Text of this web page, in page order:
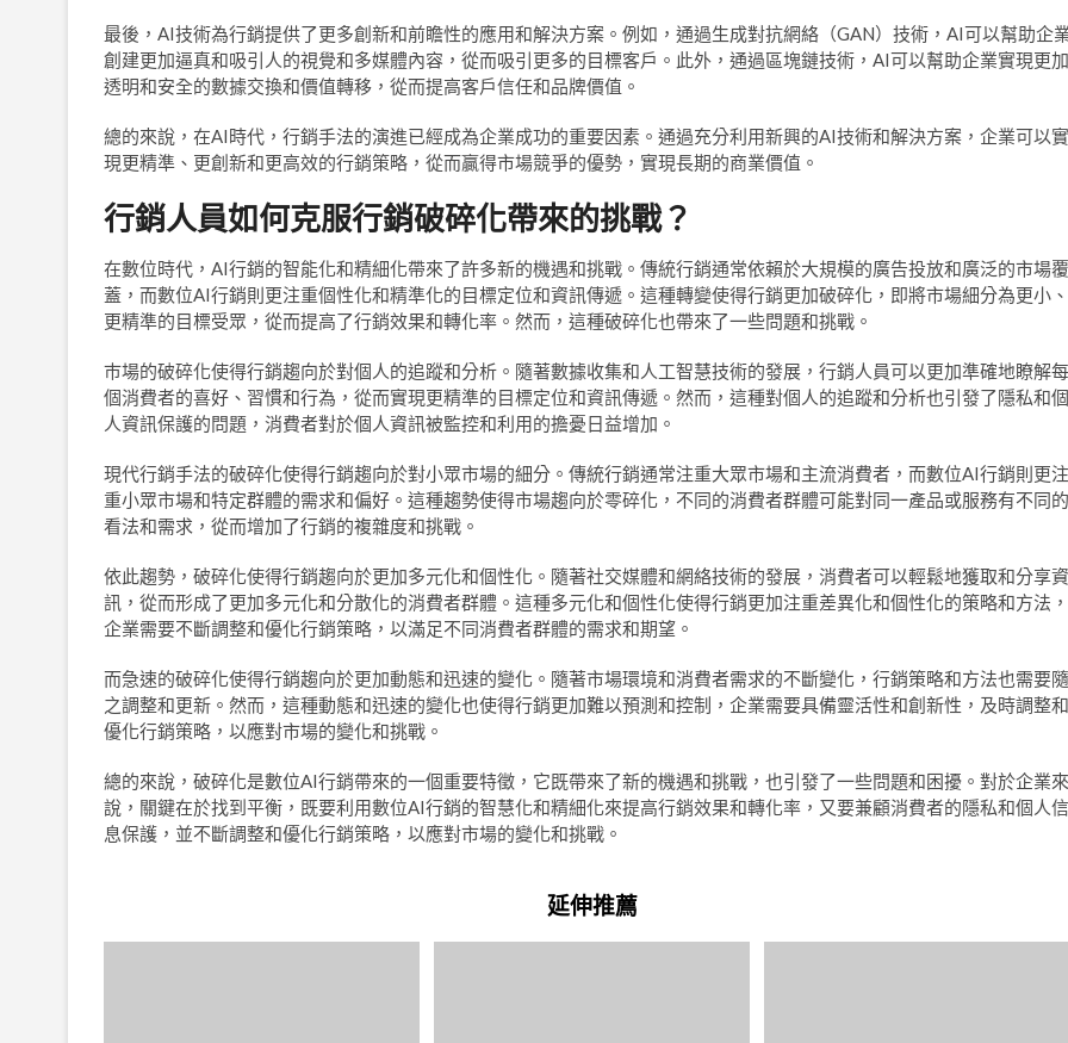
最後，AI技術為行銷提供了更多創新和前瞻性的應用和解決方案。例如，通過生成對抗網絡（GAN）技術，AI可以幫助企
創建更加逼真和吸引人的視覺和多媒體內容，從而吸引更多的目標客戶。此外，通過區塊鏈技術，AI可以幫助企業實現更加
透明和安全的數據交換和價值轉移，從而提高客戶信任和品牌價值。
總的來說，在AI時代，行銷手法的演進已經成為企業成功的重要因素。通過充分利用新興的AI技術和解決方案，企業可以實
現更精準、更創新和更高效的行銷策略，從而贏得市場競爭的優勢，實現長期的商業價值。
行銷人員如何克服行銷破碎化帶來的挑戰？
在數位時代，AI行銷的智能化和精細化帶來了許多新的機遇和挑戰。傳統行銷通常依賴於大規模的廣告投放和廣泛的市場覆
蓋，而數位AI行銷則更注重個性化和精準化的目標定位和資訊傳遞。這種轉變使得行銷更加破碎化，即將市場細分為更小、
更精準的目標受眾，從而提高了行銷效果和轉化率。然而，這種破碎化也帶來了一些問題和挑戰。
巿場的破碎化使得行銷趨向於對個人的追蹤和分析。隨著數據收集和人工智慧技術的發展，行銷人員可以更加準確地瞭解每
個消費者的喜好、習慣和行為，從而實現更精準的目標定位和資訊傳遞。然而，這種對個人的追蹤和分析也引發了隱私和個
人資訊保護的問題，消費者對於個人資訊被監控和利用的擔憂日益增加。
現代行銷手法的破碎化使得行銷趨向於對小眾市場的細分。傳統行銷通常注重大眾市場和主流消費者，而數位AI行銷則更注
重小眾市場和特定群體的需求和偏好。這種趨勢使得市場趨向於零碎化，不同的消費者群體可能對同一產品或服務有不同的
看法和需求，從而增加了行銷的複雜度和挑戰。
依此趨勢，破碎化使得行銷趨向於更加多元化和個性化。隨著社交媒體和網絡技術的發展，消費者可以輕鬆地獲取和分享資
訊，從而形成了更加多元化和分散化的消費者群體。這種多元化和個性化使得行銷更加注重差異化和個性化的策略和方法，
企業需要不斷調整和優化行銷策略，以滿足不同消費者群體的需求和期望。
而急速的破碎化使得行銷趨向於更加動態和迅速的變化。隨著市場環境和消費者需求的不斷變化，行銷策略和方法也需要隨
之調整和更新。然而，這種動態和迅速的變化也使得行銷更加難以預測和控制，企業需要具備靈活性和創新性，及時調整和
優化行銷策略，以應對市場的變化和挑戰。
總的來說，破碎化是數位AI行銷帶來的一個重要特徵，它既帶來了新的機遇和挑戰，也引發了一些問題和困擾。對於企業來
說，關鍵在於找到平衡，既要利用數位AI行銷的智慧化和精細化來提高行銷效果和轉化率，又要兼顧消費者的隱私和個人信
息保護，並不斷調整和優化行銷策略，以應對市場的變化和挑戰。
延伸推薦